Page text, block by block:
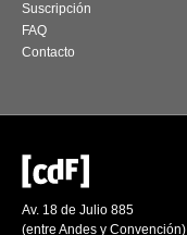
Suscripción
FAQ
Contacto
Av. 18 de Julio 885
(entre Andes y Convención)